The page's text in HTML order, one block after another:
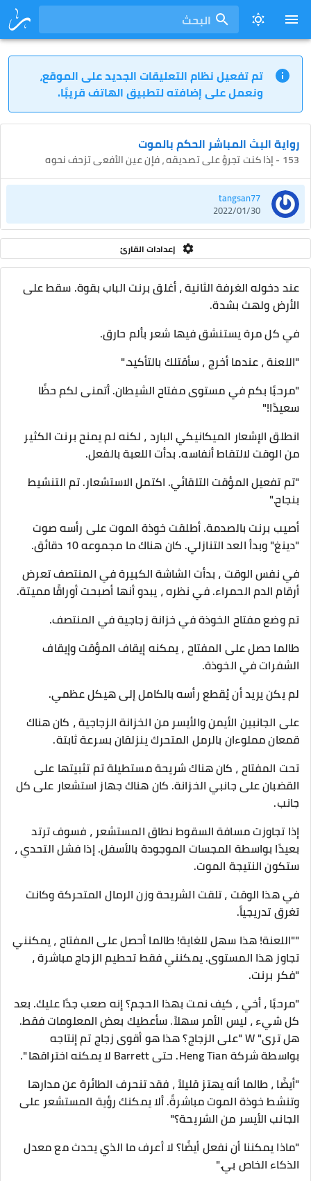
البحث
تم تفعيل نظام التعليقات الجديد على الموقع،
ونعمل على إضافته لتطبيق الهاتف قريبًا.
رواية البث المباشر الحكم بالموت
153 - إذا كنت تجرؤ على تصديقه ، فإن عين الأفعى تزحف نحوه
tangsan77
2022/01/30
إعدادات القارئ
عند دخوله الغرفة الثانية ، أغلق برنت الباب بقوة. سقط على
الأرض ولهث بشدة.
في كل مرة يستنشق فيها شعر بألم حارق.
"اللعنة ، عندما أخرج ، سأقتلك بالتأكيد."
"مرحبًا بكم في مستوى مفتاح الشيطان. أتمنى لكم حظًا
سعيدًا!"
انطلق الإشعار الميكانيكي البارد ، لكنه لم يمنح برنت الكثير
من الوقت لالتقاط أنفاسه. بدأت اللعبة بالفعل.
"تم تفعيل المؤقت التلقائي. اكتمل الاستشعار. تم التنشيط
بنجاح."
أصيب برنت بالصدمة. أطلقت خوذة الموت على رأسه صوت
"دينغ" وبدأ العد التنازلي. كان هناك ما مجموعه 10 دقائق.
في نفس الوقت ، بدأت الشاشة الكبيرة في المنتصف تعرض
أرقام الدم الحمراء. في نظره ، يبدو أنها أصبحت أوراقًا مميتة.
تم وضع مفتاح الخوذة في خزانة زجاجية في المنتصف.
طالما حصل على المفتاح ، يمكنه إيقاف المؤقت وإيقاف
الشفرات في الخوذة.
لم يكن يريد أن يُقطع رأسه بالكامل إلى هيكل عظمي.
على الجانبين الأيمن والأيسر من الخزانة الزجاجية ، كان هناك
قمعان مملوءان بالرمل المتحرك ينزلقان بسرعة ثابتة.
تحت المفتاح ، كان هناك شريحة مستطيلة تم تثبيتها على
القضبان على جانبي الخزانة. كان هناك جهاز استشعار على كل
جانب.
إذا تجاوزت مسافة السقوط نطاق المستشعر ، فسوف ترتد
بعيدًا بواسطة المجسات الموجودة بالأسفل. إذا فشل التحدي ،
ستكون النتيجة الموت.
في هذا الوقت ، تلقت الشريحة وزن الرمال المتحركة وكانت
تغرق تدريجياً.
""اللعنة! هذا سهل للغاية! طالما أحصل على المفتاح ، يمكنني
تجاوز هذا المستوى. يمكنني فقط تحطيم الزجاج مباشرة ،
"فكر برنت.
"مرحبًا ، أخي ، كيف نمت بهذا الحجم؟ إنه صعب جدًا عليك. بعد
كل شيء ، ليس الأمر سهلاً. سأعطيك بعض المعلومات فقط.
هل ترى" W "على الزجاج؟ هذا هو أقوى زجاج تم إنتاجه
بواسطة شركة Heng Tian. حتى Barrett لا يمكنه اختراقها ".
"أيضًا ، طالما أنه يهتز قليلاً ، فقد تنحرف الطائرة عن مدارها
وتنشط خوذة الموت مباشرةً. ألا يمكنك رؤية المستشعر على
الجانب الأيسر من الشريحة؟"
"ماذا يمكننا أن نفعل أيضًا؟ لا أعرف ما الذي يحدث مع معدل
الذكاء الخاص بي."